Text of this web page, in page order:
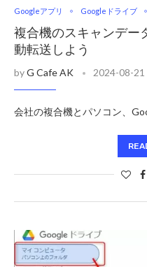
Googleアプリ Googleドライブ
複合機のスキャンデー
動転送しよう
byG Cafe AK 2024-08-21
会社の複合機とパソコン、